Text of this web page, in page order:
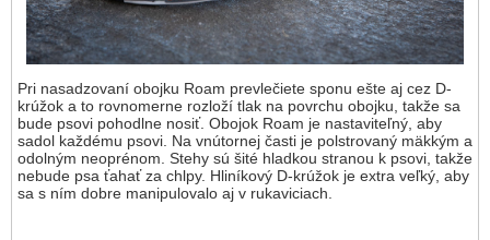
Pri nasadzovaní obojku Roam prevlečiete sponu ešte aj cez D-
krúžok a to rovnomerne rozloží tlak na povrchu obojku, takže sa
bude psovi pohodlne nosiť. Obojok Roam je nastaviteľný, aby
sadol každému psovi. Na vnútornej časti je polstrovaný mäkkým a
odolným neoprénom. Stehy sú šité hladkou stranou k psovi, takže
nebude psa ťahať za chlpy. Hliníkový D-krúžok je extra veľký, aby
sa s ním dobre manipulovalo aj v rukaviciach.